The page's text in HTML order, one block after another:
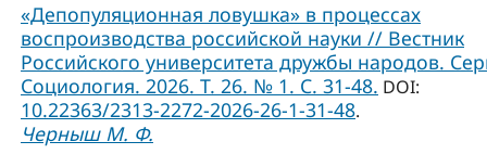
«Депопуляционная ловушка» в процессах
воспроизводства российской науки // Вестник
Российского университета дружбы народов.
Социология. 2026. Т. 26. № 1. C. 31-48. DOI:
10.22363/2313-2272-2026-26-1-31-48.
Черныш М. Ф.